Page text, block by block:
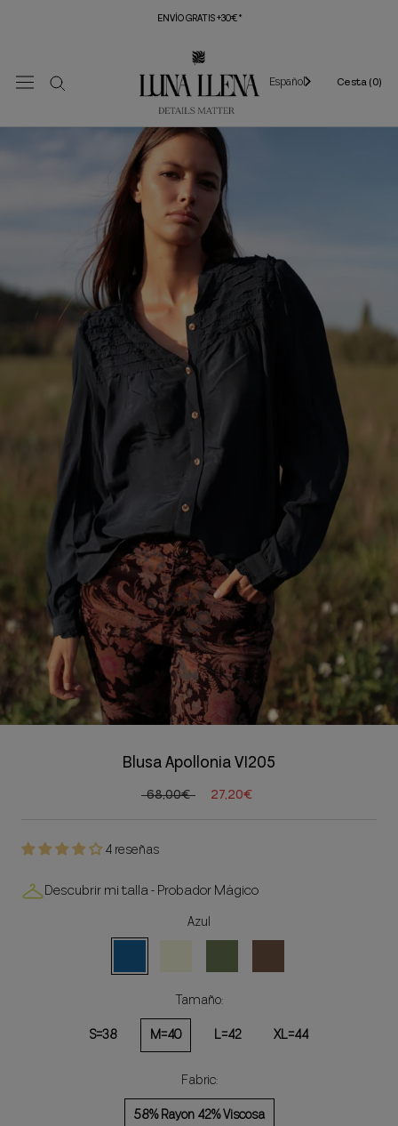
ENVÍO GRATIS +30€*
Español Cesta (0)
Blusa Apollonia VI205
68,00€ 27,20€
4 reseñas
Descubrir mi talla - Probador Mágico
Azul
Tamaño:
S=38
M=40 L=42 XL=44
Fabric:
58% Rayon 42% Viscosa